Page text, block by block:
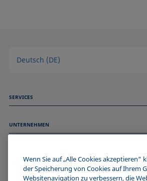
Deutsch (DE)
SERVICES
Technischer Service
UNTERNEHMEN
Stellenangebote
Events
Impressum
WERDE TEIL DER KRÜSS COMMUNITY
Wenn Sie auf „Alle Cookies akzeptieren“
der Speicherung von Cookies auf Ihrem
Websitenavigation zu verbessern, die